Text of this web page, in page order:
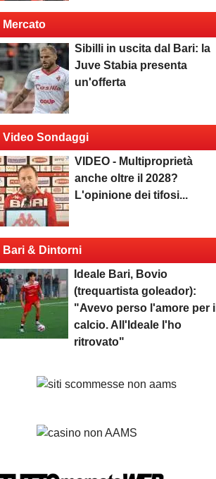
Mercato
Sibilli in uscita dal Bari: la
Juve Stabia presenta
un'offerta
Video Sondaggi
VIDEO - Multiproprietà
anche oltre il 2028?
L'opinione dei tifosi...
Bari & Dintorni
Ideale Bari, Bovio
(trequartista goleador):
"Avevo perso l'amore per il
calcio. All'Ideale l'ho
ritrovato"